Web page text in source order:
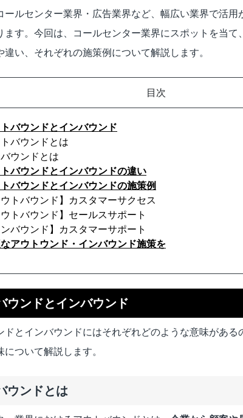
ールセンター業界・広告業界など、幅広い業界で活用
ます。今回は、コールセンター業界にスポットを当て
違い、それぞれの施策例について解説します。
目次
バウンドとインバウンド
バウンドとは
ウンドとは
バウンドとインバウンドの違い
バウンドとインバウンドの施策例
ウトバウンド】カスタマーサクセス
ウトバウンド】セールスサポート
ンバウンド】カスタマーサポート
アウトウンド・インバウンド施策を
ウンドとインバウンド
ドとインバウンドにはそれぞれどのような意味がある
について解説します。
ウンドとは